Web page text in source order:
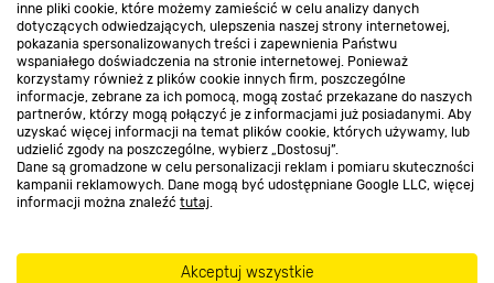
inne pliki cookie, które możemy zamieścić w celu analizy danych
dotyczących odwiedzających, ulepszenia naszej strony internetowej,
pokazania spersonalizowanych treści i zapewnienia Państwu
wspaniałego doświadczenia na stronie internetowej. Ponieważ
korzystamy również z plików cookie innych firm, poszczególne
informacje, zebrane za ich pomocą, mogą zostać przekazane do naszych
partnerów, którzy mogą połączyć je z informacjami już posiadanymi. Aby
uzyskać więcej informacji na temat plików cookie, których używamy, lub
udzielić zgody na poszczególne, wybierz „Dostosuj”.
Dane są gromadzone w celu personalizacji reklam i pomiaru skuteczności
kampanii reklamowych. Dane mogą być udostępniane Google LLC, więcej
informacji można znaleźć tutaj.
Akceptuj wszystkie
Kontakt do sklepu
Strefa biznesu
Dołącz do nas